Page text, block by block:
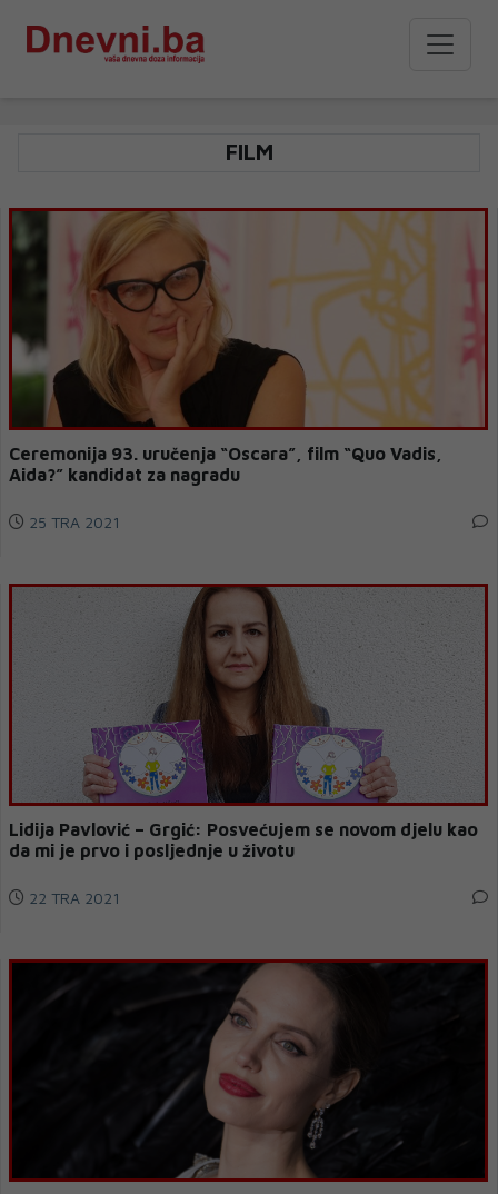
FILM
Ceremonija 93. uručenja “Oscara”, film “Quo Vadis,
Aida?” kandidat za nagradu
25 TRA 2021
Lidija Pavlović – Grgić: Posvećujem se novom djelu kao
da mi je prvo i posljednje u životu
22 TRA 2021